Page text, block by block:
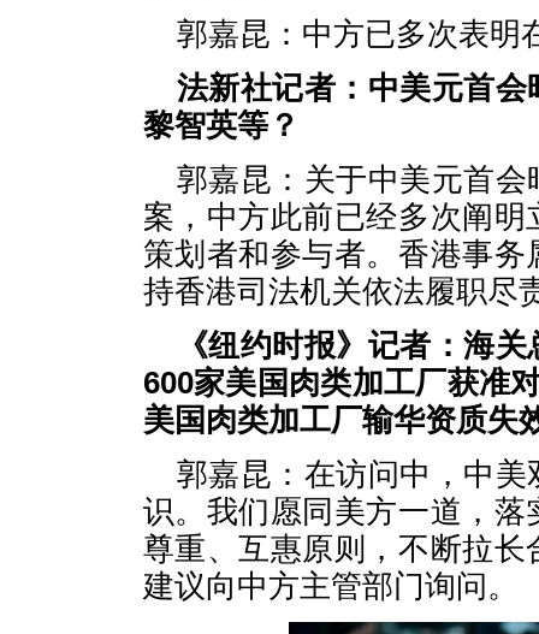
郭嘉昆：中方已多次表明
法新社记者：中美元首
黎智英等？
郭嘉昆：关于中美元首
案，中方此前已经多次阐
策划者和参与者。香港事
持香港司法机关依法履职尽
《纽约时报》记者：海
600家美国肉类加工厂获准
美国肉类加工厂输华资质失
郭嘉昆：在访问中，中
识。我们愿同美方一道，
尊重、互惠原则，不断拉
建议向中方主管部门询问。